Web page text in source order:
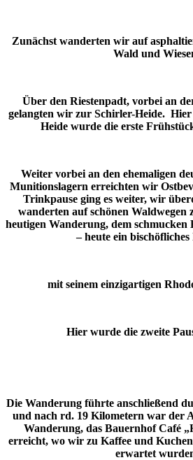
Zunächst wanderten wir auf
Wald und
Über den Riestenpadt, vorbei an
gelangten wir zur Schirler-Heide.
Heide wurde die erste
Weiter vorbei an den ehemaligen
Munitionslagern erreichten wir
Trinkpause ging es weiter, wir
wanderten auf schönen Waldwegen
heutigen Wanderung, dem schmucken
– heute ein
mit seinem einzigartigen
Hier wurde die zweite
Die Wanderung führte anschließend
und nach rd. 19 Kilometern war der
Wanderung, das Bauernhof Café
erreicht, wo wir zu Kaffee und
erwartet